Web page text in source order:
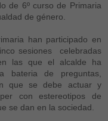
de 6º curso de Primaria
de género.
han participado en
sesiones celebradas
las que el alcalde ha
bateria de preguntas,
que se debe actuar y
con estereotipos de
se dan en la sociedad.